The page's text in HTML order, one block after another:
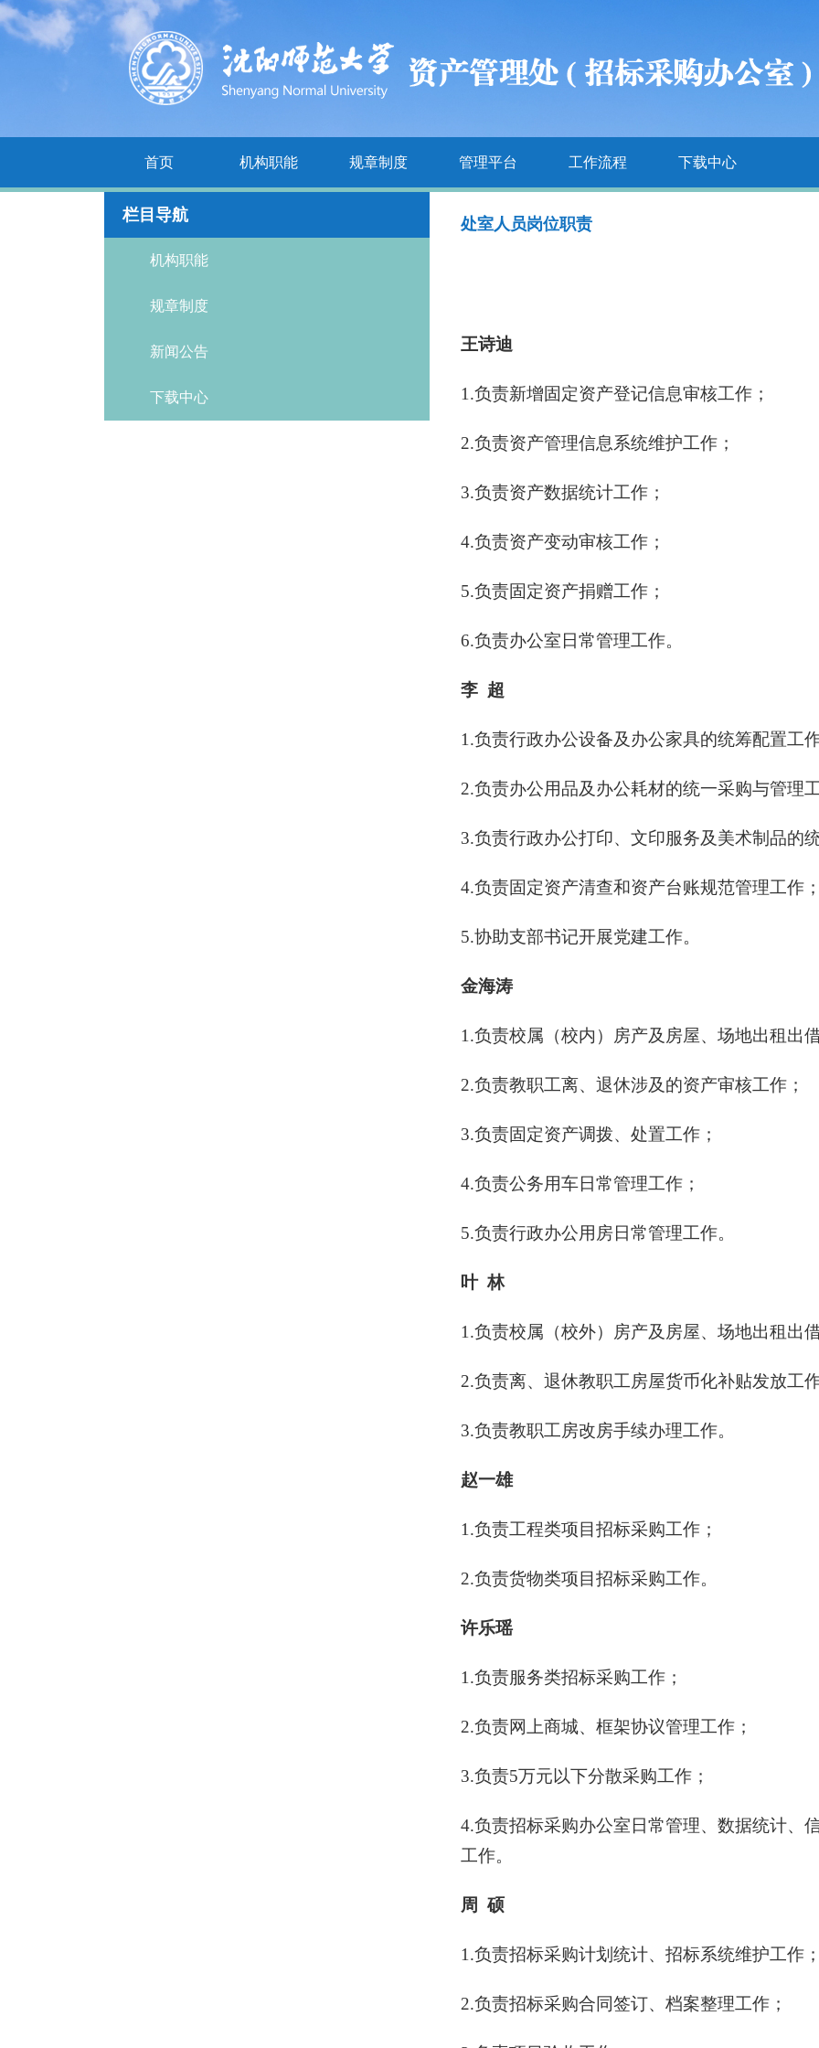
首页 机构职能 规章制度 管理平台 工作流程 下载中心
栏目导航
机构职能
规章制度
新闻公告
下载中心
处室人员岗位职责
王诗迪
1.负责新增固定资产登记信息审核工作 ；
2.负责资产管理信息系统维护工作 ；
3.负责资产数据统计工作 ；
4.负责资产变动审核工作 ；
5.负责固定资产捐赠工作 ；
6.负责办公室日常管理工作。
李 超
1.负责行政办公设备及办公家具的统筹配置工作
2.负责办公用品及办公耗材的统一采购与管理工
3.负责行政办公打印、文印服务及美术制品的
4.负责固定资产清查和资产台账规范管理工作；
5.协助支部书记开展党建工作。
金海涛
1.负责校属 （校内 ） 房产及房屋、场地出租出
2.负责教职工离、退休涉及的资产审核工作 ；
3.负责固定资产调拨、处置工作 ；
4.负责公务用车日常管理工作；
5.负责行政办公用房日常管理工作。
叶 林
1.负责校属 （校外） 房产及房屋、场地出租出
2.负责离、退休教职工房屋货币化补贴发放工
3.负责教职工房改房手续办理工作。
赵一雄
1.负责工程类项目招标采购工作 ；
2.负责货物类项目招标采购工作。
许乐瑶
1.负责服务类招标采购工作；
2.负责网上商城、框架协议管理工作 ；
3.负责5万元以下分散采购工作；
4.负责招标采购办公室日常管理、数据统计、
工作。
周 硕
1.负责招标采购计划统计、招标系统维护工作；
2.负责招标采购合同签订、档案整理工作；